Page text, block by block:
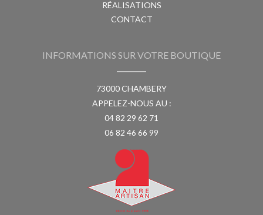
RÉALISATIONS
CONTACT
INFORMATIONS SUR VOTRE BOUTIQUE
73000 CHAMBERY
APPELEZ-NOUS AU :
04 82 29 62 71
06 82 46 66 99